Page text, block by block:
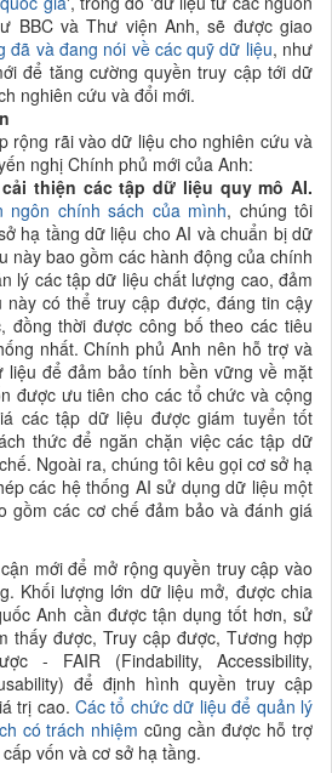
BBC và Thư viện Anh, sẽ được giao
đã và đang nói về các quỹ dữ liệu, như
để tăng cường quyền truy cập tới dữ
nghiên cứu và đổi mới.
rộng rãi vào dữ liệu cho nghiên cứu và
nghị Chính phủ mới của Anh:
thiện các tập dữ liệu quy mô AI.
ngôn chính sách của mình, chúng tôi
hạ tầng dữ liệu cho AI và chuẩn bị dữ
này bao gồm các hành động của chính
lý các tập dữ liệu chất lượng cao, đảm
có thể truy cập được, đáng tin cậy
đồng thời được công bố theo các tiêu
nhất. Chính phủ Anh nên hỗ trợ và
để đảm bảo tính bền vững về mặt
được ưu tiên cho các tổ chức và cộng
các tập dữ liệu được giám tuyển tốt
thức để ngăn chặn việc các tập dữ
Ngoài ra, chúng tôi kêu gọi cơ sở hạ
các hệ thống AI sử dụng dữ liệu một
gồm các cơ chế đảm bảo và đánh giá
mới để mở rộng quyền truy cập vào
Khối lượng lớn dữ liệu mở, được chia
Anh cần được tận dụng tốt hơn, sử
thấy được, Truy cập được, Tương hợp
- FAIR (Findability, Accessibility,
để định hình quyền truy cập
trị cao. Các tổ chức dữ liệu để quản lý
có trách nhiệm cũng cần được hỗ trợ
vốn và cơ sở hạ tầng.